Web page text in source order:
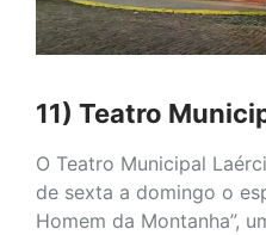
11) Teatro
O Teatro Municipal
de sexta a domingo o
Homem da Montanha”,